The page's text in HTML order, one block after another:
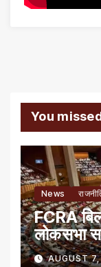
You
News
FCRA
लोकसभा
AUGUST